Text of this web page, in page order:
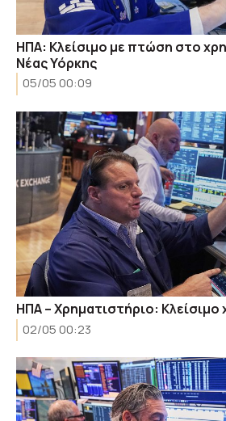
ΗΠΑ: Κλείσιμο με πτώση στο
Νέας Υόρκης
05/05 00:09
ΗΠΑ – Χρηματιστήριο:
02/05 00:23